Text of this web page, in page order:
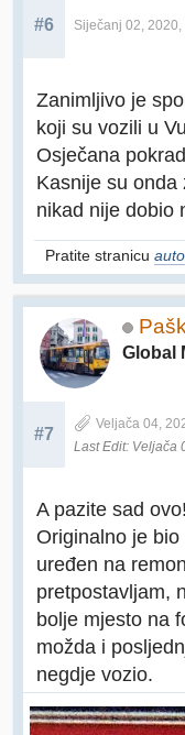
#6 Siječanj 02, 2020,
Zanimljivo je
koji su vozili u
Osječana
Kasnije su onda
nikad nije dobio
Pratite stranicu
Global
#7
Veljača 04,
Last Edit: Veljača
A pazite sad
Originalno je
uređen na
pretpostavljam,
bolje mjesto na
možda i
negdje vozio.